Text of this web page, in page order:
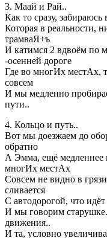
3. Маай и Рай..
Как то сразу,
Которая в реальности,
трамваЯ+ъ
И катимся 2 вдвоём по
-осенней дороге
Где во многИх местАх,
совсем
И мы медленно
пути..
4. Кольцо и путь..
Вот мы доезжаем до
обратно
А Эмма, ещё медленнее
многИх местАх
Совсем не видно в
сливается
С автодорогой, что
И мы говорим
движения..
И та, условно